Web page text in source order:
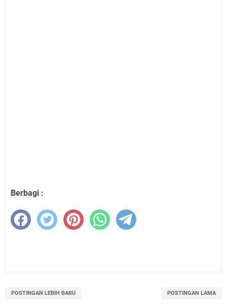
Berbagi :
POSTINGAN LEBIH BARU POSTINGAN LAMA